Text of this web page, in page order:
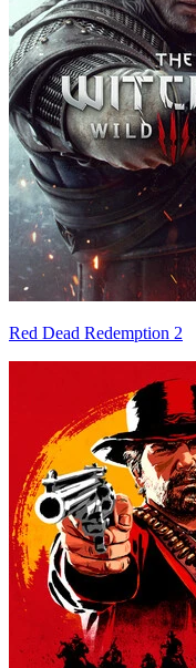
Red Dead Redemption 2